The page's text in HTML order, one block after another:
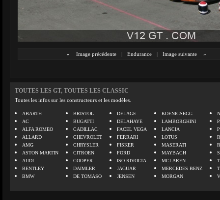
« Image précédente | Endurance | Image suivante »
TOUTES LES GT, TOUTES LES CLASSIC
Toutes les infos sur les constructeurs et les modèles.
ABARTH
AC
ALFA ROMEO
ALLARD
AMG
ASTON MARTIN
AUDI
BENTLEY
BMW
BRISTOL
BUGATTI
CADILLAC
CHEVROLET
CHRYSLER
CITROEN
COOPER
DAIMLER
DE TOMASO
DELAGE
DELAHAYE
FACEL VEGA
FERRARI
FISKER
FORD
ISO RIVOLTA
JAGUAR
JENSEN
KOENIGSEGG
LAMBORGHINI
LANCIA
LOTUS
MASERATI
MAYBACH
MCLAREN
MERCEDES BENZ
MORGAN